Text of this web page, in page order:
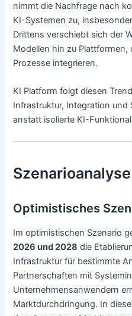
nimmt die Nachfrage nach
KI-Systemen zu,
Drittens verschiebt sich der
Modellen hin zu Plattformen,
Prozesse integrieren.
KI Platform folgt diesen
Infrastruktur, Integration und
anstatt isolierte KI-
Optimistisches
Im optimistischen Szenario
2026 und 2028 die
Infrastruktur für bestimmte
Partnerschaften mit
Unternehmensanwendern
Marktdurchdringung. In